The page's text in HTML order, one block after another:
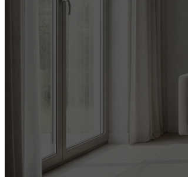
Contactez-nous aujourd'hui pour un